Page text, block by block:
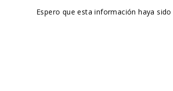
Espero que esta información haya